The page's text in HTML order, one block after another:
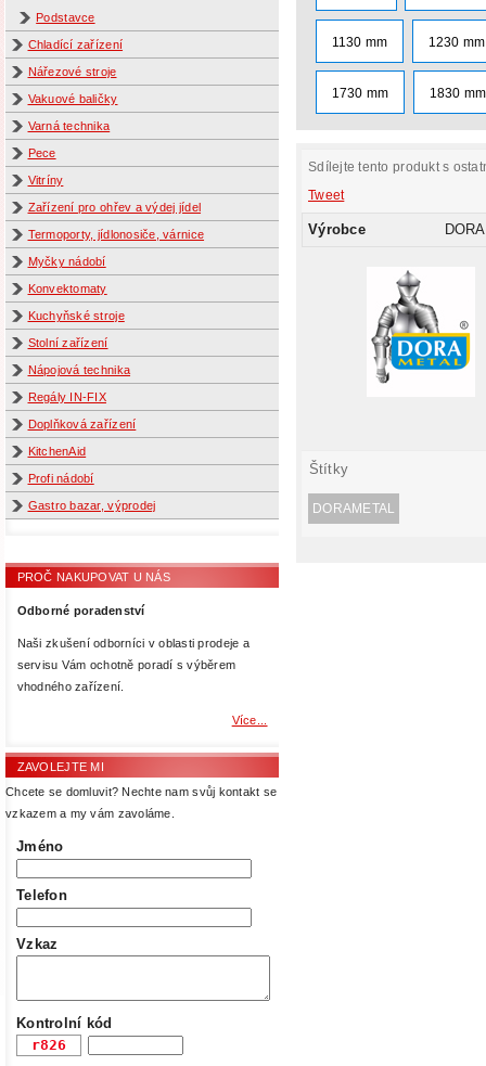
Podstavce
Chladící zařízení
Nářezové stroje
Vakuové baličky
Varná technika
Pece
Vitríny
Zařízení pro ohřev a výdej jídel
Termoporty, jídlonosiče, várnice
Myčky nádobí
Konvektomaty
Kuchyňské stroje
Stolní zařízení
Nápojová technika
Regály IN-FIX
Doplňková zařízení
KitchenAid
Profi nádobí
Gastro bazar, výprodej
PROČ NAKUPOVAT U NÁS
Odborné poradenství
Naši zkušení odborníci v oblasti prodeje a
servisu Vám ochotně poradí s výběrem
vhodného zařízení.
Více...
ZAVOLEJTE MI
Chcete se domluvit? Nechte nam svůj kontakt se
vzkazem a my vám zavoláme.
Jméno
Telefon
Vzkaz
Kontrolní kód
1130 mm 1230 mm
1730 mm 1830 mm
Sdílejte tento produkt s
Tweet
Výrobce
Štítky
DORAMETAL